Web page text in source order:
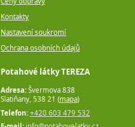
Potahové látky TEREZA
Adresa: Švermova 838
Slatiňany, 538 21 (mapa)
Telefon: +420 603 479 532
Kontakty
Nastavení soukromí
Ochrana osobních údajů